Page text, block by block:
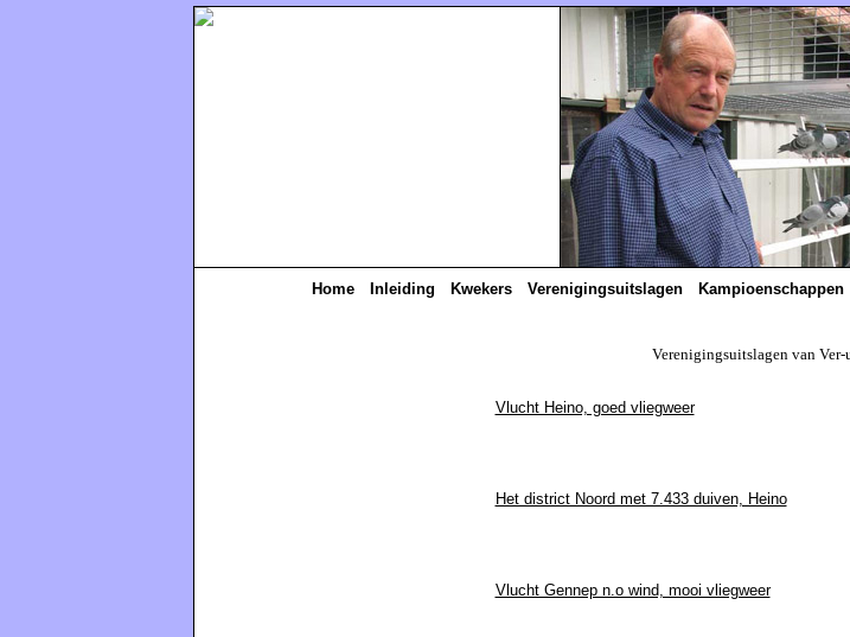
Home Inleiding Kwekers Verenigingsuitslagen Kampioenschappen
Verenigingsuitslagen van
Vlucht Heino, goed vliegweer
Het district Noord met 7.433 duiven, Heino
Vlucht Gennep n.o wind, mooi vliegweer